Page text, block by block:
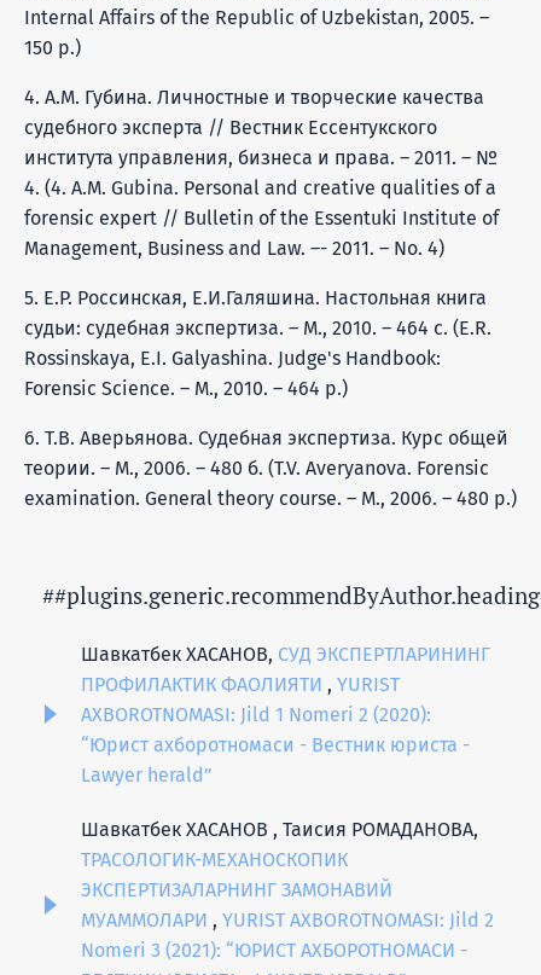
Internal Affairs of the Republic of Uzbekistan, 2005. –
150 p.)
4. А.М. Губина. Личностные и творческие качества
судебного эксперта // Вестник Ессентукского
института управления, бизнеса и права. – 2011. – №
4. (4. A.M. Gubinа. Personal and creative qualities of a
forensic expert // Bulletin of the Essentuki Institute of
Management, Business and Law. –- 2011. – No. 4)
5. Е.Р. Россинская, Е.И.Галяшина. Настольная книга
судьи: судебная экспертиза. – М., 2010. – 464 с. (E.R.
Rossinskaya, E.I. Galyashina. Judge's Handbook:
Forensic Science. – M., 2010. – 464 p.)
6. Т.В. Аверьянова. Судебная экспертиза. Курс общей
теории. – М., 2006. – 480 б. (T.V. Averyanovа. Forensic
examination. General theory course. – M., 2006. – 480 p.)
Шавкатбек ХАСАНОВ, СУД ЭКСПЕРТЛАРИНИНГ
ПРОФИЛАКТИК ФАОЛИЯТИ , YURIST
AXBOROTNOMASI: Jild 1 Nomeri 2 (2020):
“Юрист ахборотномаси - Вестник юриста -
Lawyer herald”
Шавкатбек ХАСАНОВ , Таисия РОМАДАНОВА,
ТРАСОЛОГИК-МЕХАНОСКОПИК
ЭКСПЕРТИЗАЛАРНИНГ ЗАМОНАВИЙ
МУАММОЛАРИ , YURIST AXBOROTNOMASI: Jild 2
Nomeri 3 (2021): “ЮРИСТ АХБОРОТНОМАСИ -